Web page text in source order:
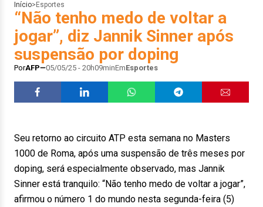
Início> Esportes
“Não tenho medo de voltar a
jogar”, diz Jannik Sinner após
suspensão por doping
PorAFP 05/05/25 - 20h09minEmEsportes
Seu retorno ao circuito ATP esta semana no Masters
1000 de Roma, após uma suspensão de três meses por
doping, será especialmente observado, mas Jannik
Sinner está tranquilo: “Não tenho medo de voltar a jogar”,
afirmou o número 1 do mundo nesta segunda-feira (5)